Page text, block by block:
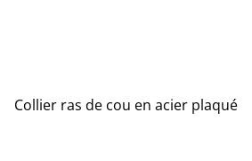
Collier ras de cou en acier plaqué